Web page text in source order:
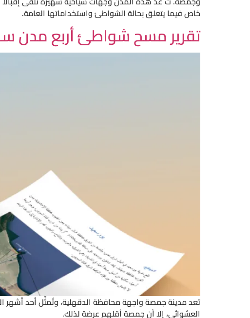
خاص فيما يتعلق بحالة الشواطئ واستخداماتها العامة.
تقرير مسح شواطئ أربع مدن
تعد مدينة جمصة واجهة محافظة الدقهلية، وتُمثِّل أحد أشهر
العشوائي، إلا أن جمصة أقلهم عرضة لذلك.